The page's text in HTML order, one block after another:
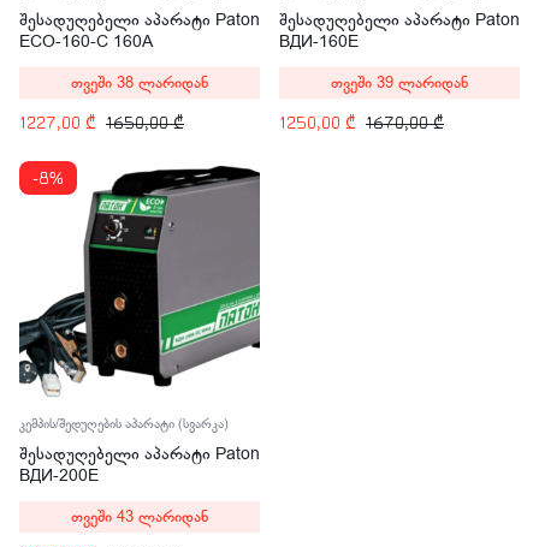
შესადუღებელი აპარატი Paton
ECO-160-C 160A
1650,00₾
1227,00 ₾
თვეში 38 ლარიდან
შესადუღებელი აპარატი Paton
ВДИ-160E
1670,00₾
1250,00 ₾
თვეში 39 ლარიდან
-8%
კემპის/შედუღების აპარატი (სვარკა)
შესადუღებელი აპარატი Paton
ВДИ-200E
თვეში 43 ლარიდან